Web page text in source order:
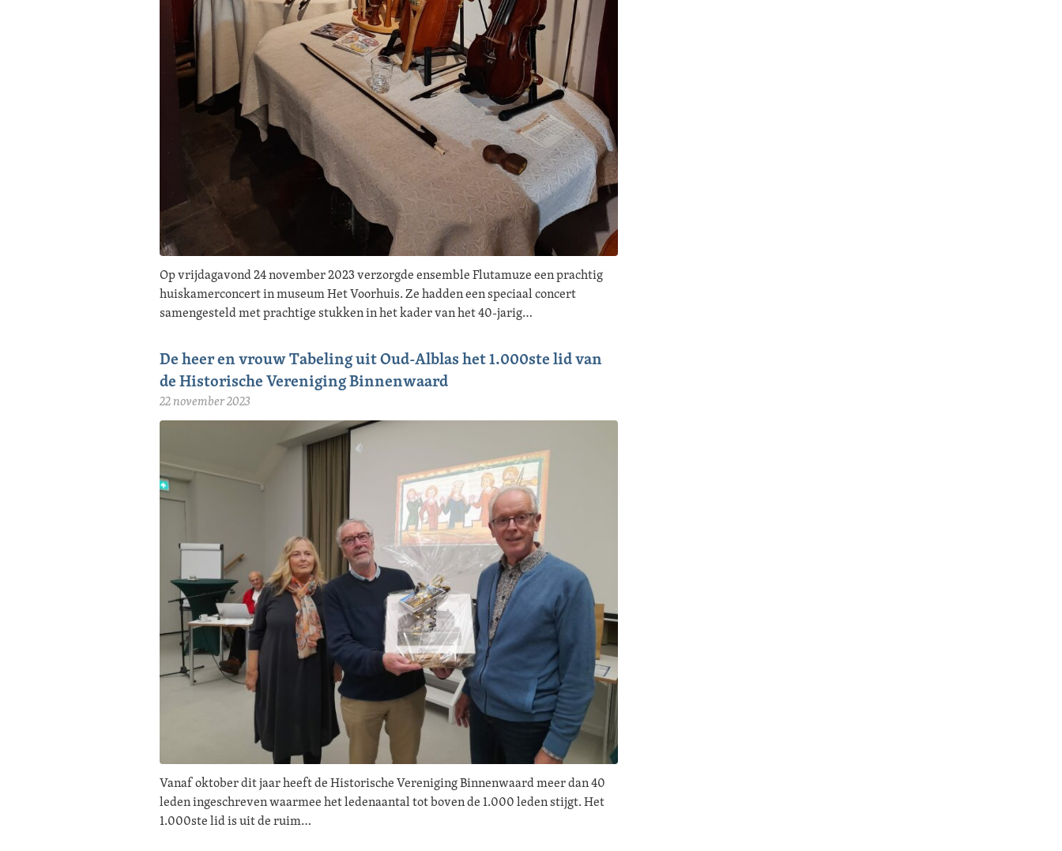
Op vrijdagavond 24 november 2023 verzorgde ensemble Flutamuze een prachtig
huiskamerconcert in museum Het Voorhuis. Ze hadden een speciaal concert
samengesteld met prachtige stukken in het kader van het 40-jarig…
De heer en vrouw Tabeling uit Oud-Alblas het 1.000ste lid van
de Historische Vereniging Binnenwaard
22 november 2023
Vanaf oktober dit jaar heeft de Historische Vereniging Binnenwaard meer dan 40
leden ingeschreven waarmee het ledenaantal tot boven de 1.000 leden stijgt. Het
1.000ste lid is uit de ruim…